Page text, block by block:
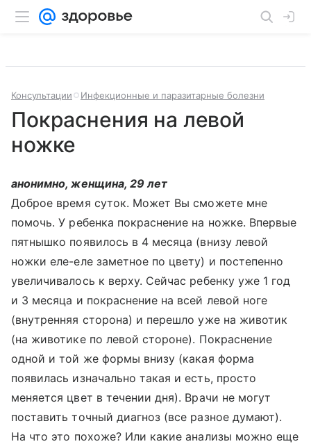
Консультации Инфекционные и паразитарные болезни
Покраснения на левой
ножке
анонимно, женщина, 29 лет
Доброе время суток. Может Вы сможете мне
помочь. У ребенка покраснение на ножке. Впервые
пятнышко появилось в 4 месяца (внизу левой
ножки еле-еле заметное по цвету) и постепенно
увеличивалось к верху. Сейчас ребенку уже 1 год
и 3 месяца и покраснение на всей левой ноге
(внутренняя сторона) и перешло уже на животик
(на животике по левой стороне). Покраснение
одной и той же формы внизу (какая форма
появилась изначально такая и есть, просто
меняется цвет в течении дня). Врачи не могут
поставить точный диагноз (все разное думают).
На что это похоже? Или какие анализы можно еще